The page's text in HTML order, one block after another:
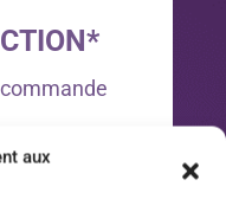
aux
la date d’inscription
commande.